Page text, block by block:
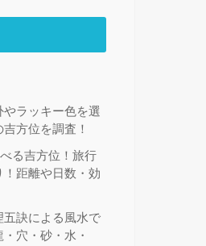
ラッキー色を選
方位を調査！
る吉方位！旅行
距離や日数・効
訣による風水で
穴・砂・水・